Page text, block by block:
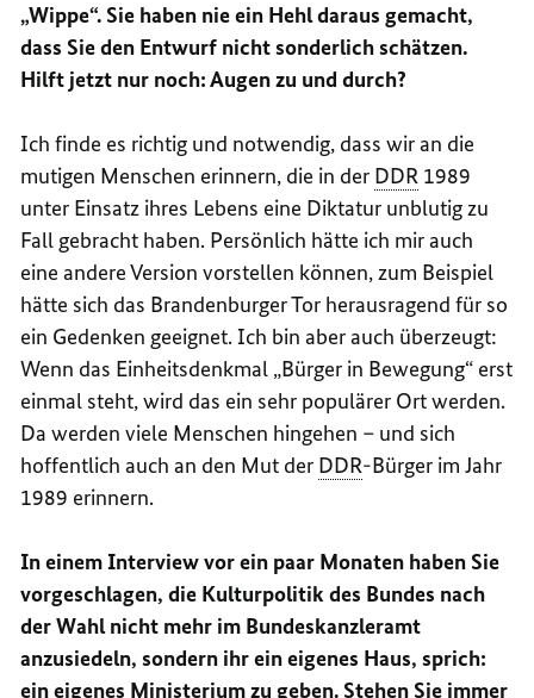
„Wippe“. Sie haben nie ein Hehl daraus gemacht,
dass Sie den Entwurf nicht sonderlich schätzen.
Hilft jetzt nur noch: Augen zu und durch?
Ich finde es richtig und notwendig, dass wir an die
mutigen Menschen erinnern, die in der DDR 1989
unter Einsatz ihres Lebens eine Diktatur unblutig zu
Fall gebracht haben. Persönlich hätte ich mir auch
eine andere Version vorstellen können, zum Beispiel
hätte sich das Brandenburger Tor herausragend für so
ein Gedenken geeignet. Ich bin aber auch überzeugt:
Wenn das Einheitsdenkmal „Bürger in Bewegung“ erst
einmal steht, wird das ein sehr populärer Ort werden.
Da werden viele Menschen hingehen – und sich
hoffentlich auch an den Mut der DDR-Bürger im Jahr
1989 erinnern.
In einem Interview vor ein paar Monaten haben Sie
vorgeschlagen, die Kulturpolitik des Bundes nach
der Wahl nicht mehr im Bundeskanzleramt
anzusiedeln, sondern ihr ein eigenes Haus, sprich:
ein eigenes Ministerium zu geben. Stehen Sie immer